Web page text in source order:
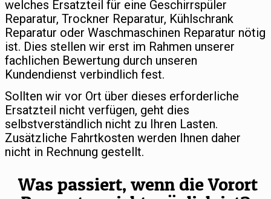
welches Ersatzteil für eine Geschirrspüler
Reparatur, Trockner Reparatur, Kühlschrank
Reparatur oder Waschmaschinen Reparatur nötig
ist. Dies stellen wir erst im Rahmen unserer
fachlichen Bewertung durch unseren
Kundendienst verbindlich fest.
Sollten wir vor Ort über dieses erforderliche
Ersatzteil nicht verfügen, geht dies
selbstverständlich nicht zu Ihren Lasten.
Zusätzliche Fahrtkosten werden Ihnen daher
nicht in Rechnung gestellt.
Was passiert, wenn die Vorort